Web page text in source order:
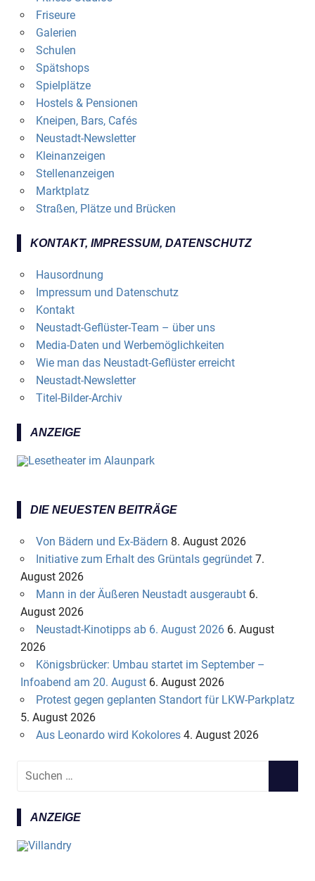
Friseure
Galerien
Schulen
Spätshops
Spielplätze
Hostels & Pensionen
Kneipen, Bars, Cafés
Neustadt-Newsletter
Kleinanzeigen
Stellenanzeigen
Marktplatz
Straßen, Plätze und Brücken
KONTAKT, IMPRESSUM, DATENSCHUTZ
Hausordnung
Impressum und Datenschutz
Kontakt
Neustadt-Geflüster-Team – über uns
Media-Daten und Werbemöglichkeiten
Wie man das Neustadt-Geflüster erreicht
Neustadt-Newsletter
Titel-Bilder-Archiv
ANZEIGE
DIE NEUESTEN BEITRÄGE
Von Bädern und Ex-Bädern 8. August 2026
Initiative zum Erhalt des Grüntals gegründet 7.
August 2026
Mann in der Äußeren Neustadt ausgeraubt 6.
August 2026
Neustadt-Kinotipps ab 6. August 2026 6. August
2026
Königsbrücker: Umbau startet im September –
Infoabend am 20. August 6. August 2026
Protest gegen geplanten Standort für LKW-Parkplatz
5. August 2026
Aus Leonardo wird Kokolores 4. August 2026
e
ANZEIGE